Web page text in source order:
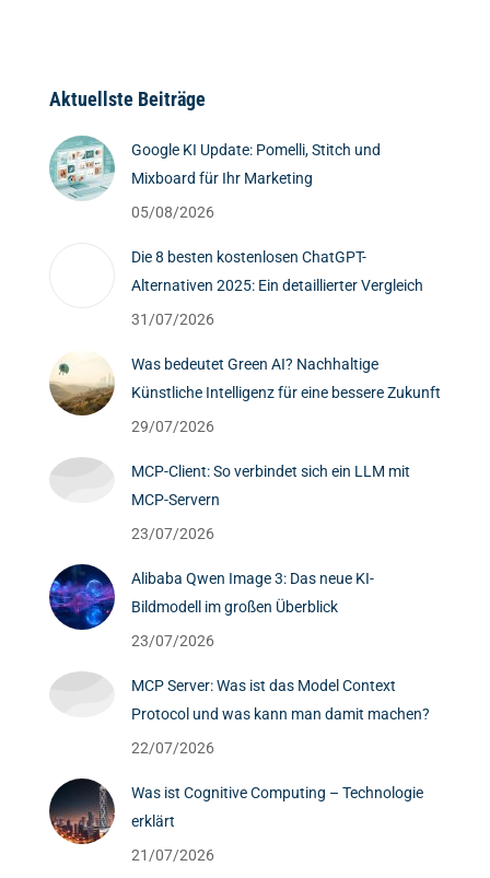
Aktuellste Beiträge
Google KI Update: Pomelli, Stitch und
Mixboard für Ihr Marketing
05/08/2026
Die 8 besten kostenlosen ChatGPT-
Alternativen 2025: Ein detaillierter Vergleich
31/07/2026
Was bedeutet Green AI? Nachhaltige
Künstliche Intelligenz für eine bessere Zukunft
29/07/2026
MCP-Client: So verbindet sich ein LLM mit
MCP-Servern
23/07/2026
Alibaba Qwen Image 3: Das neue KI-
Bildmodell im großen Überblick
23/07/2026
MCP Server: Was ist das Model Context
Protocol und was kann man damit machen?
22/07/2026
Was ist Cognitive Computing – Technologie
erklärt
21/07/2026